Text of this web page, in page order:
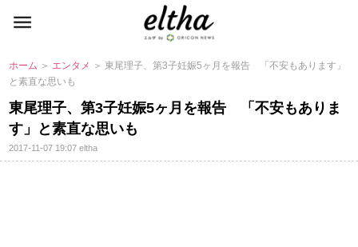
ホーム ＞ エンタメ ＞ 東尾理子、第3子妊娠5ヶ月を報告 「不安もあります」
と素直な思いも
東尾理子、第3子妊娠5ヶ月を報告 「不安もありま
す」と素直な思いも
2017-11-07 19:07eltha